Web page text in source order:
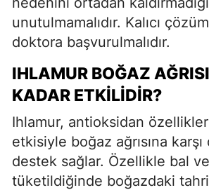
unutulmamalıdır. Kalıcı
doktora başvurulmalıdır.
IHLAMUR BOĞAZ
KADAR ETKILIDIR?
Ihlamur, antioksidan özellikleri
etkisiyle boğaz ağrısına
destek sağlar. Özellikle bal
tüketildiğinde boğazdaki